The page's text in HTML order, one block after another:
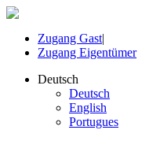
Zugang Gast|
Zugang Eigentümer
Deutsch
Deutsch
English
Portugues